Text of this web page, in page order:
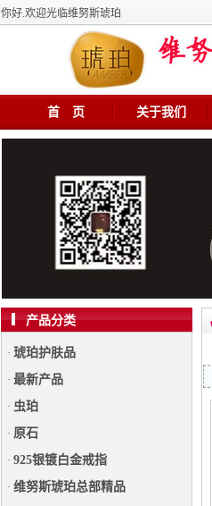
你好.欢迎光临维努斯琥珀
首 页 关于我们
产品分类
· 琥珀护肤品
· 最新产品
· 虫珀
· 原石
· 925银镀白金戒指
· 维努斯琥珀总部精品